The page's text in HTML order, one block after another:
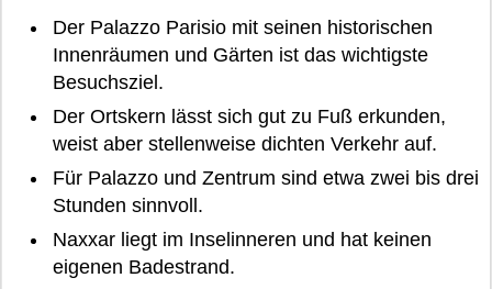
Der Palazzo Parisio mit seinen historischen
Innenräumen und Gärten ist das wichtigste
Besuchsziel.
Der Ortskern lässt sich gut zu Fuß erkunden,
weist aber stellenweise dichten Verkehr auf.
Für Palazzo und Zentrum sind etwa zwei bis drei
Stunden sinnvoll.
Naxxar liegt im Inselinneren und hat keinen
eigenen Badestrand.